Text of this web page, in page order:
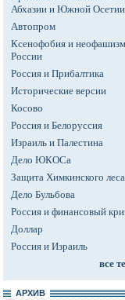
Абхазии и Южной Осетии
Автопром
Ксенофобия и
России
Россия и Прибалтика
Исторические версии
Косово
Россия и Белоруссия
Израиль и Палестина
Дело ЮКОСа
Защита Химкинского леса
Дело Бульбова
Россия и финансовый
Доллар
Россия и Израиль
все
АРХИВ